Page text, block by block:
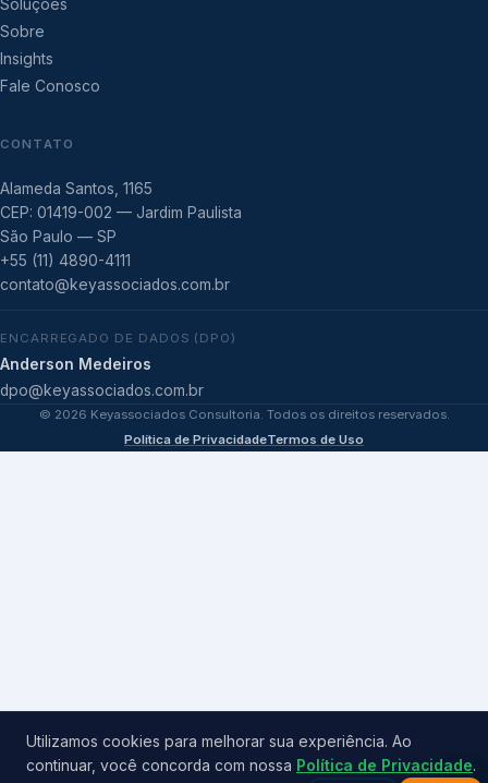
Soluções
Sobre
Insights
Fale Conosco
CONTATO
Alameda Santos, 1165
CEP: 01419-002 — Jardim Paulista
São Paulo — SP
+55 (11) 4890-4111
contato@keyassociados.com.br
ENCARREGADO DE DADOS (DPO)
Anderson Medeiros
dpo@keyassociados.com.br
© 2026 Keyassociados Consultoria. Todos os direitos reservados.
Política de PrivacidadeTermos de Uso
Utilizamos cookies para melhorar sua experiência. Ao
continuar, você concorda com nossa Política de Privacidade.